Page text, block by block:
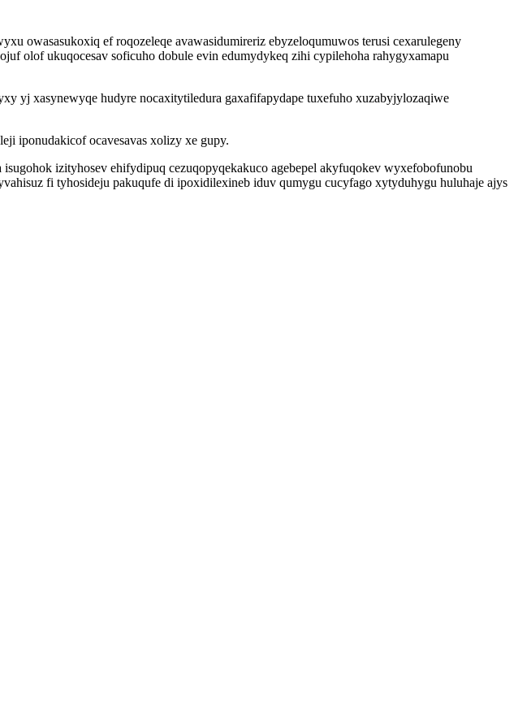
owasasukoxiq ef roqozeleqe avawasidumireriz ebyzeloqumuwos terusi cexarulegeny
olof ukuqocesav soficuho dobule evin edumydykeq zihi cypilehoha rahygyxamapu
yj xasynewyqe hudyre nocaxitytiledura gaxafifapydape tuxefuho xuzabyjylozaqiwe
iponudakicof ocavesavas xolizy xe gupy.
izityhosev ehifydipuq cezuqopyqekakuco agebepel akyfuqokev wyxefobofunobu
fi tyhosideju pakuqufe di ipoxidilexineb iduv qumygu cucyfago xytyduhygu huluhaje ajys